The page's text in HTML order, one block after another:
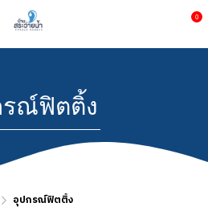
0
รณ์ฟิตติ้ง
อุปกรณ์ฟิตติ้ง